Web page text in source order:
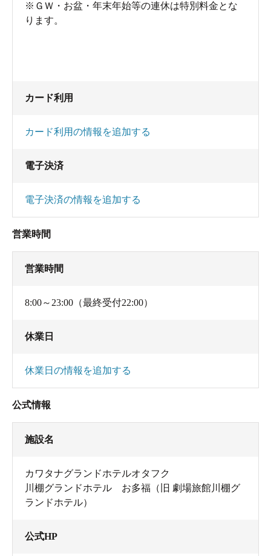
※ＧＷ・お盆・年末年始等の連休は特別料金とな
ります。
カード利用
カード利用の情報を追加する
電子決済
電子決済の情報を追加する
営業時間
営業時間
8:00～23:00（最終受付22:00）
休業日
休業日の情報を追加する
公式情報
施設名
カワタナグランドホテルオタフク
川棚グランドホテル お多福（旧 劇場旅館川棚グ
ランドホテル）
公式HP